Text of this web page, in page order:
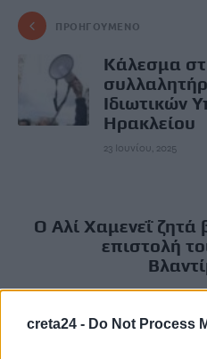
creta24 - Do Not Process
ΠΡΟΗΓΟΎΜΕΝΟ
Κάλεσμα
Ιδιωτικών
Ηρακλείου
23 Ιουνίου, 2025
Ο Αλί Χαμενεΐ ζητά
επιστολή